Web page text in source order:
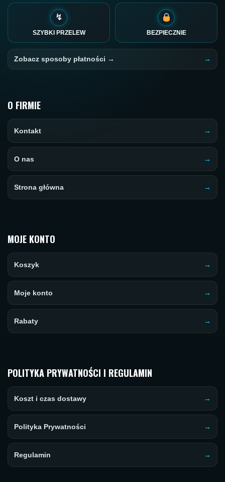
↯
SZYBKI PRZELEW BEZPIECZNIE
Zobacz sposoby płatności →
O FIRMIE
Kontakt
O nas
Strona główna
MOJE KONTO
Koszyk
Moje konto
Rabaty
POLITYKA PRYWATNOŚCI I REGULAMIN
Koszt i czas dostawy
Polityka Prywatności
Regulamin